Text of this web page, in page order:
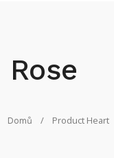
Rose
Domů / Product Heart